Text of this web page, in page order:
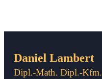
Daniel Lambert
Dipl.-Math. Dipl.-Kfm.